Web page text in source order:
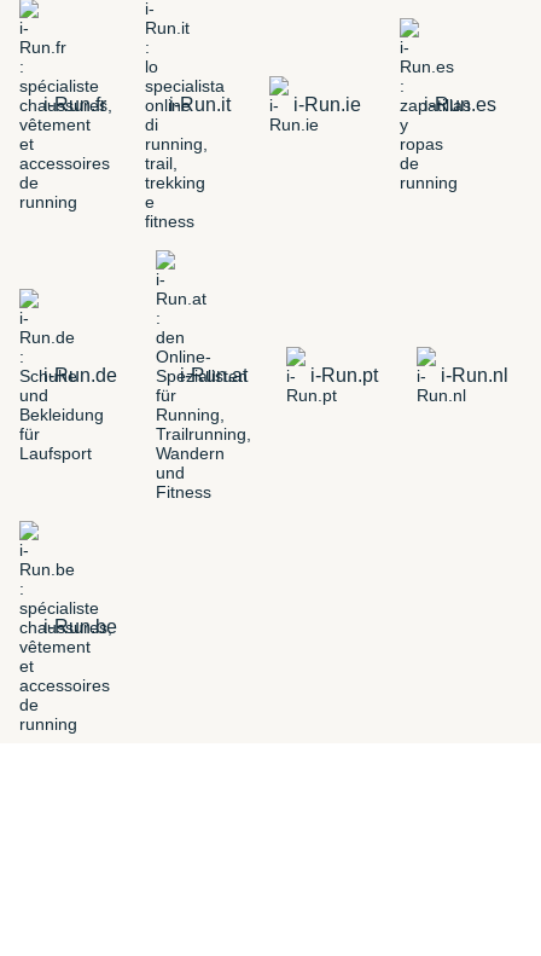
i-Run.fr i-Run.it i-Run.ie i-Run.es
i-Run.de i-Run.at i-Run.pt i-Run.nl
i-Run.be